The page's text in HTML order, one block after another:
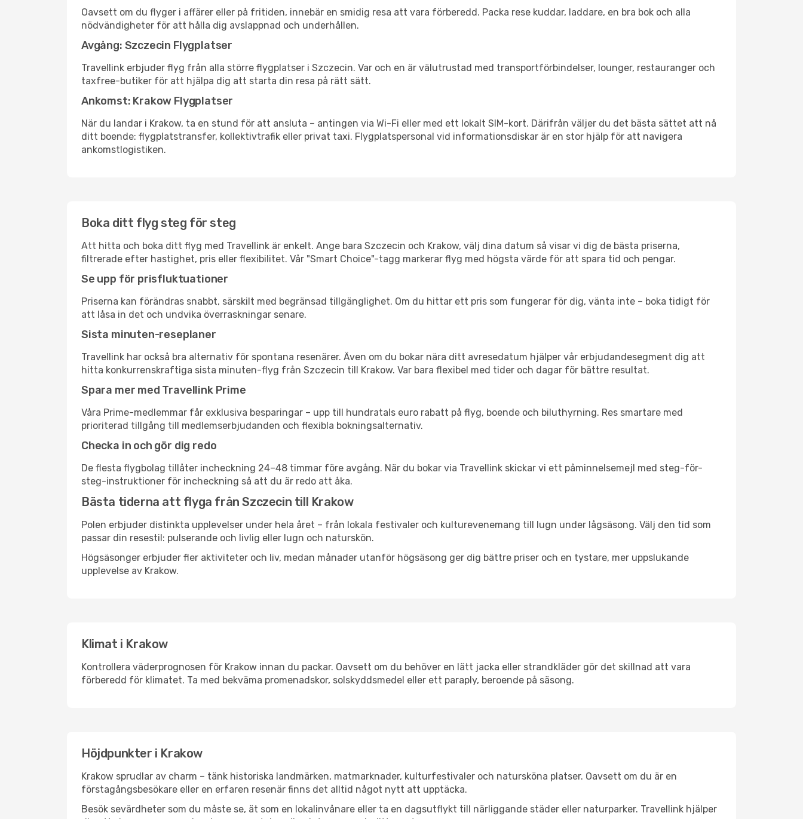
Oavsett om du flyger i affärer eller på fritiden, innebär en smidig resa att vara förberedd. Packa rese kuddar, laddare, en bra bok och alla
nödvändigheter för att hålla dig avslappnad och underhållen.
Avgång: Szczecin Flygplatser
Travellink erbjuder flyg från alla större flygplatser i Szczecin. Var och en är välutrustad med transportförbindelser, lounger, restauranger och
taxfree-butiker för att hjälpa dig att starta din resa på rätt sätt.
Ankomst: Krakow Flygplatser
När du landar i Krakow, ta en stund för att ansluta – antingen via Wi-Fi eller med ett lokalt SIM-kort. Därifrån väljer du det bästa sättet att nå
ditt boende: flygplatstransfer, kollektivtrafik eller privat taxi. Flygplatspersonal vid informationsdiskar är en stor hjälp för att navigera
ankomstlogistiken.
Boka ditt flyg steg för steg
Att hitta och boka ditt flyg med Travellink är enkelt. Ange bara Szczecin och Krakow, välj dina datum så visar vi dig de bästa priserna,
filtrerade efter hastighet, pris eller flexibilitet. Vår "Smart Choice"-tagg markerar flyg med högsta värde för att spara tid och pengar.
Se upp för prisfluktuationer
Priserna kan förändras snabbt, särskilt med begränsad tillgänglighet. Om du hittar ett pris som fungerar för dig, vänta inte – boka tidigt för
att låsa in det och undvika överraskningar senare.
Sista minuten-reseplaner
Travellink har också bra alternativ för spontana resenärer. Även om du bokar nära ditt avresedatum hjälper vår erbjudandesegment dig att
hitta konkurrenskraftiga sista minuten-flyg från Szczecin till Krakow. Var bara flexibel med tider och dagar för bättre resultat.
Spara mer med Travellink Prime
Våra Prime-medlemmar får exklusiva besparingar – upp till hundratals euro rabatt på flyg, boende och biluthyrning. Res smartare med
prioriterad tillgång till medlemserbjudanden och flexibla bokningsalternativ.
Checka in och gör dig redo
De flesta flygbolag tillåter incheckning 24–48 timmar före avgång. När du bokar via Travellink skickar vi ett påminnelsemejl med steg-för-
steg-instruktioner för incheckning så att du är redo att åka.
Bästa tiderna att flyga från Szczecin till Krakow
Polen erbjuder distinkta upplevelser under hela året – från lokala festivaler och kulturevenemang till lugn under lågsäsong. Välj den tid som
passar din resestil: pulserande och livlig eller lugn och naturskön.
Högsäsonger erbjuder fler aktiviteter och liv, medan månader utanför högsäsong ger dig bättre priser och en tystare, mer uppslukande
upplevelse av Krakow.
Klimat i Krakow
Kontrollera väderprognosen för Krakow innan du packar. Oavsett om du behöver en lätt jacka eller strandkläder gör det skillnad att vara
förberedd för klimatet. Ta med bekväma promenadskor, solskyddsmedel eller ett paraply, beroende på säsong.
Höjdpunkter i Krakow
Krakow sprudlar av charm – tänk historiska landmärken, matmarknader, kulturfestivaler och natursköna platser. Oavsett om du är en
förstagångsbesökare eller en erfaren resenär finns det alltid något nytt att upptäcka.
Besök sevärdheter som du måste se, ät som en lokalinvånare eller ta en dagsutflykt till närliggande städer eller naturparker. Travellink hjälper